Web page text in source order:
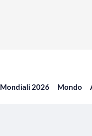
Mondiali 2026 Mondo